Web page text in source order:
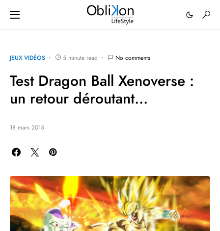
JEUX VIDÉOS 5 minute read No comments
Test Dragon Ball Xenoverse :
un retour déroutant…
18 mars 2015